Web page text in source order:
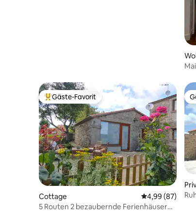
Beliebter Gäste-Favorit.
Gäste-Favorit
Cottage
4,99 (87)
5 Routen 2 bezaubernde Ferienhäuser